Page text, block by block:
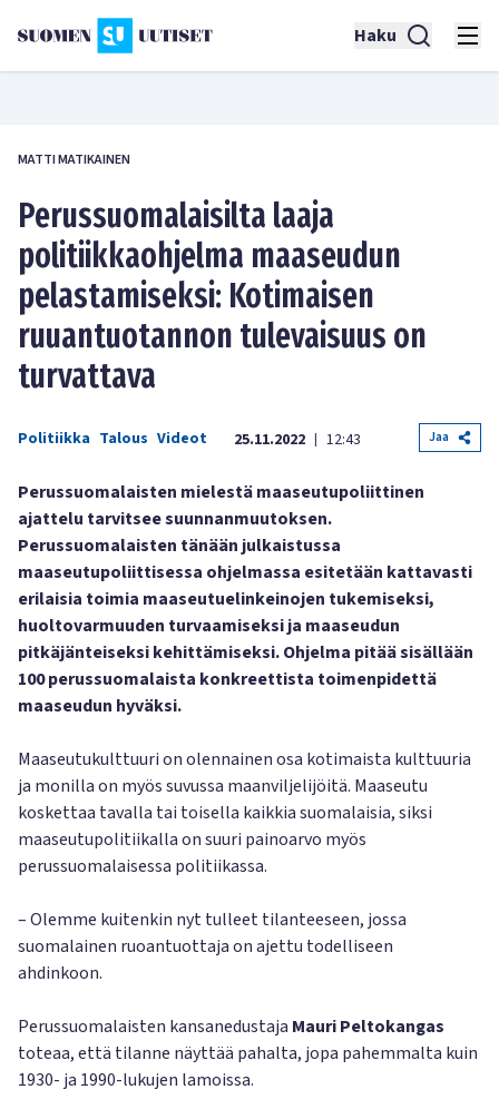
Haku
MATTI MATIKAINEN
Perussuomalaisilta laaja
politiikkaohjelma maaseudun
pelastamiseksi: Kotimaisen
ruuantuotannon tulevaisuus on
turvattava
Politiikka Talous Videot 25.11.2022 | 12:43 Jaa
Perussuomalaisten mielestä maaseutupoliittinen
ajattelu tarvitsee suunnanmuutoksen.
Perussuomalaisten tänään julkaistussa
maaseutupoliittisessa ohjelmassa esitetään kattavasti
erilaisia toimia maaseutuelinkeinojen tukemiseksi,
huoltovarmuuden turvaamiseksi ja maaseudun
pitkäjänteiseksi kehittämiseksi. Ohjelma pitää sisällään
100 perussuomalaista konkreettista toimenpidettä
maaseudun hyväksi.
Maaseutukulttuuri on olennainen osa kotimaista kulttuuria
ja monilla on myös suvussa maanviljelijöitä. Maaseutu
koskettaa tavalla tai toisella kaikkia suomalaisia, siksi
maaseutupolitiikalla on suuri painoarvo myös
perussuomalaisessa politiikassa.
– Olemme kuitenkin nyt tulleet tilanteeseen, jossa
suomalainen ruoantuottaja on ajettu todelliseen
ahdinkoon.
Perussuomalaisten kansanedustaja Mauri Peltokangas
toteaa, että tilanne näyttää pahalta, jopa pahemmalta kuin
1930- ja 1990-lukujen lamoissa.